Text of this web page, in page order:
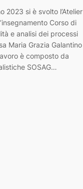
2023 si è svolto l’Atelier
Corso di
e analisi dei processi
Maria Grazia Galantino
è composto da
SOSAG…